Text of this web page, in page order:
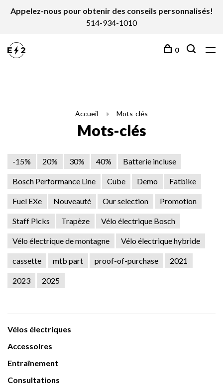
Appelez-nous pour obtenir des conseils personnalisés!
514-934-1010
0
Accueil Mots-clés
Mots-clés
-15% 20% 30% 40% Batterie incluse
Bosch Performance Line Cube Demo Fatbike
Fuel EXe Nouveauté Our selection Promotion
Staff Picks Trapèze Vélo électrique Bosch
Vélo électrique de montagne Vélo électrique hybride
cassette mtb part proof-of-purchase 2021
2023 2025
Vélos électriques
Accessoires
Entraînement
Consultations